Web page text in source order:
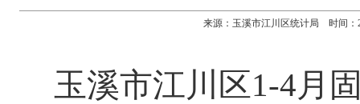
来源：玉溪市江川区统计局 时间：
玉溪市江川区1-4月